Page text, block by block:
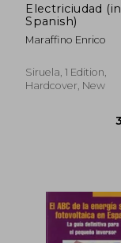
Electriciudad (in
Spanish)
Maraffino Enrico
Siruela, 1 Edition,
Hardcover, New